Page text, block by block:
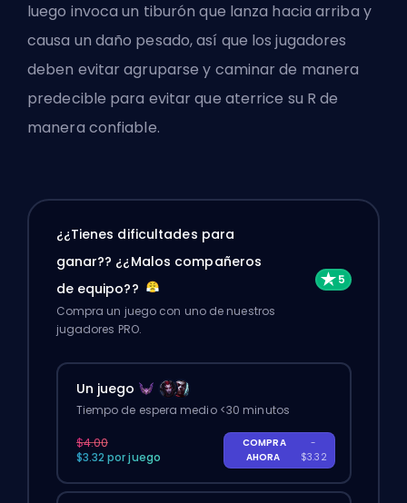
luego invoca un tiburón que lanza hacia arriba y
causa un daño pesado, así que los jugadores
deben evitar agruparse y caminar de manera
predecible para evitar que aterrice su R de
manera confiable.
¿¿Tienes dificultades para
ganar?? ¿¿Malos compañeros
de equipo??
Compra un juego con uno de nuestros
jugadores PRO.
Un juego
Tiempo de espera medio <30 minutos
$4.00
$3.32 por juego
COMPRA
AHORA
-
$3.32